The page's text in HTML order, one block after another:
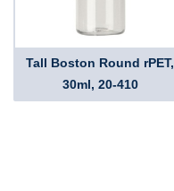
Tall Boston Round rPET,
30ml, 20-410